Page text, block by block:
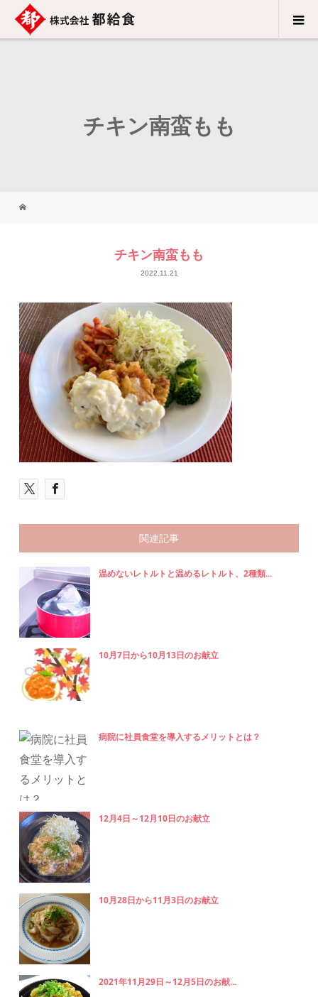
チキン南蛮もも
チキン南蛮もも
2022.11.21
関連記事
温めないレトルトと温めるレトルト、2種類...
10月7日から10月13日のお献立
病院に社員食堂を導入するメリットとは？
12月4日～12月10日のお献立
10月28日から11月3日のお献立
2021年11月29日～12月5日のお献...